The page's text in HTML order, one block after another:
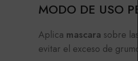
MODO DE USO
Aplica mascara sobre
evitar el exceso de